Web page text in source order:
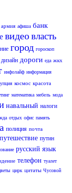
армия афиша банк
видеовласть
город гороскоп
дизайн дороги еда жкх
инфолайф информация
космос красота
математика мебель мода
навальный налоги
отдых офис память
полиция почта
путешествие путин
русский язык
телефон туалет
цирк цитаты Чусовой